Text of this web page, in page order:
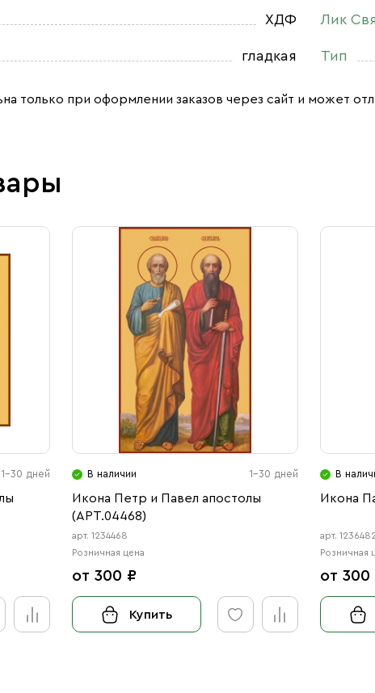
ХДФ
гладкая
Лик
Тип
только при оформлении заказов через сайт и может
1-30 дней В наличии 1-30 дней
Икона Петр и Павел апостолы
(АРТ.04468)
арт. 1234468
Розничная цена
от 300 ₽
Купить
В
Икона
арт. 1236482
Розничная
от 300